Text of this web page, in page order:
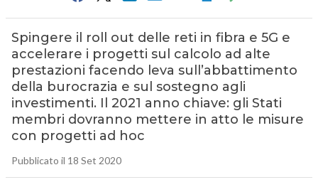
Spingere il roll out delle reti in fibra e 5G e
accelerare i progetti sul calcolo ad alte
prestazioni facendo leva sull’abbattimento
della burocrazia e sul sostegno agli
investimenti. Il 2021 anno chiave: gli Stati
membri dovranno mettere in atto le misure
con progetti ad hoc
Pubblicato il 18 Set 2020